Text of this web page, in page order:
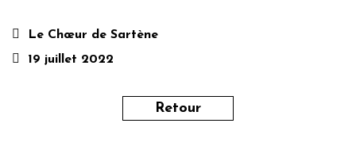
Le Chœur de Sartène
19 juillet 2022
Retour